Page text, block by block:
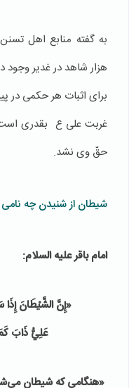
هزار شاهد در غدیر
برای اثبات هر حکمی در پیشگاه
حقّ وی نشد.
شیطان از شنیدن چه
امام باقر علیه السلام:
«إِنَّ الشَّيْطَانَ إِذَا
عَلِيُّ ذَابَ
«هنگامی که شیطان